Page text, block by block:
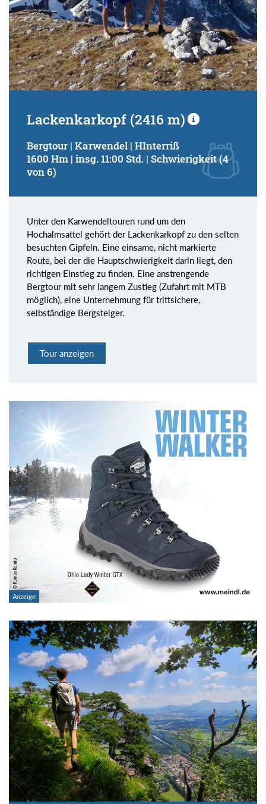
Suchbegriff:
Lackenkarkopf (2416 m)
Bergtour | Karwendel | HInterriß
1600 Hm | insg. 11:00 Std. | Schwierigkeit (4
von 6)
Unter den Karwendeltouren rund um den
Hochalmsattel gehört der Lackenkarkopf zu den selten
besuchten Gipfeln. Eine einsame, nicht markierte
Route, bei der die Hauptschwierigkeit darin liegt, den
richtigen Einstieg zu finden. Eine anstrengende
Bergtour mit sehr langem Zustieg (Zufahrt mit MTB
möglich), eine Unternehmung für trittsichere,
selbständige Bergsteiger.
Tour anzeigen